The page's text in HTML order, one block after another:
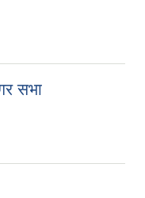
सभा